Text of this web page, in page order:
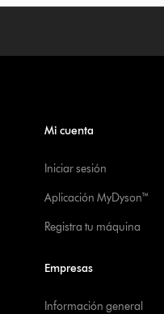
Mi cuenta
Iniciar sesión
Aplicación MyDyson™
Registra tu máquina
Empresas
Información general